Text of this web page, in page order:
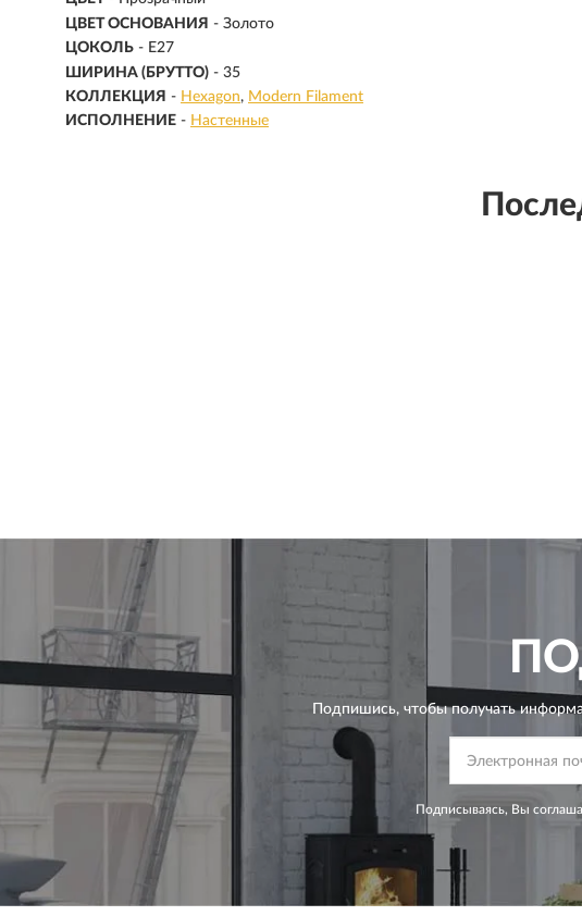
ЦВЕТ ОСНОВАНИЯ - Золото
ЦОКОЛЬ - E27
ШИРИНА (БРУТТО) - 35
КОЛЛЕКЦИЯ - Hexagon
Modern Filament
ИСПОЛНЕНИЕ - Настенные
Подпишись, чтобы получать
Подписываясь, Вы